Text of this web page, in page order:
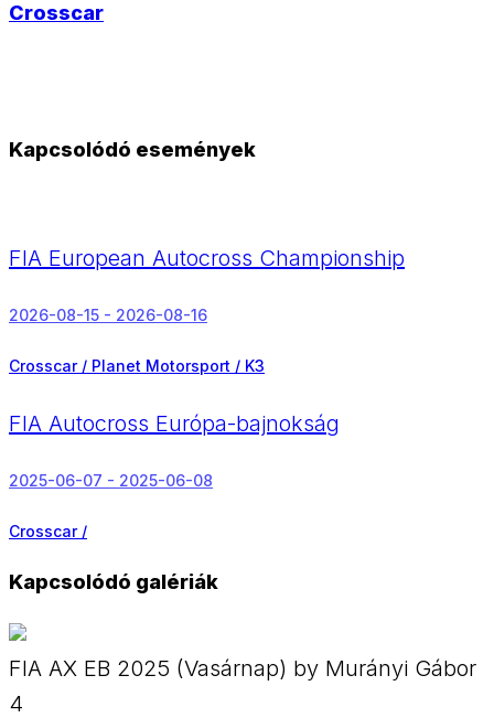
Crosscar
Kapcsolódó események
FIA European Autocross Championship
2026-08-15 - 2026-08-16
Crosscar / Planet Motorsport / K3
FIA Autocross Európa-bajnokság
2025-06-07 - 2025-06-08
Crosscar /
Kapcsolódó galériák
FIA AX EB 2025 (Vasárnap) by Murányi Gábor
4